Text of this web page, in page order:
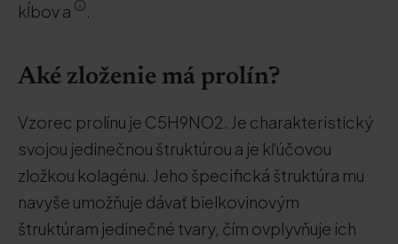
kĺbov a
.
Aké zloženie má prolín?
Vzorec prolínu je C5H9NO2. Je charakteristický
svojou jedinečnou štruktúrou a je kľúčovou
zložkou kolagénu. Jeho špecifická štruktúra mu
navyše umožňuje dávať bielkovinovým
štruktúram jedinečné tvary, čím ovplyvňuje ich